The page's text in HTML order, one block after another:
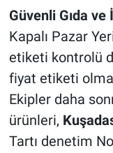
Güvenli Gıda
Kapalı Pazar
etiketi kontrolü
fiyat etiketi
Ekipler daha
ürünleri,
Tartı denetim